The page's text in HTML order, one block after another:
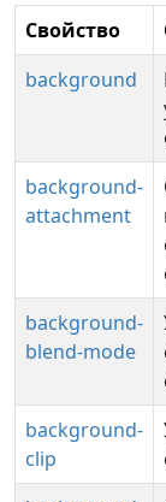
Свойство
background
background-
attachment
background-
blend-mode
background-
clip